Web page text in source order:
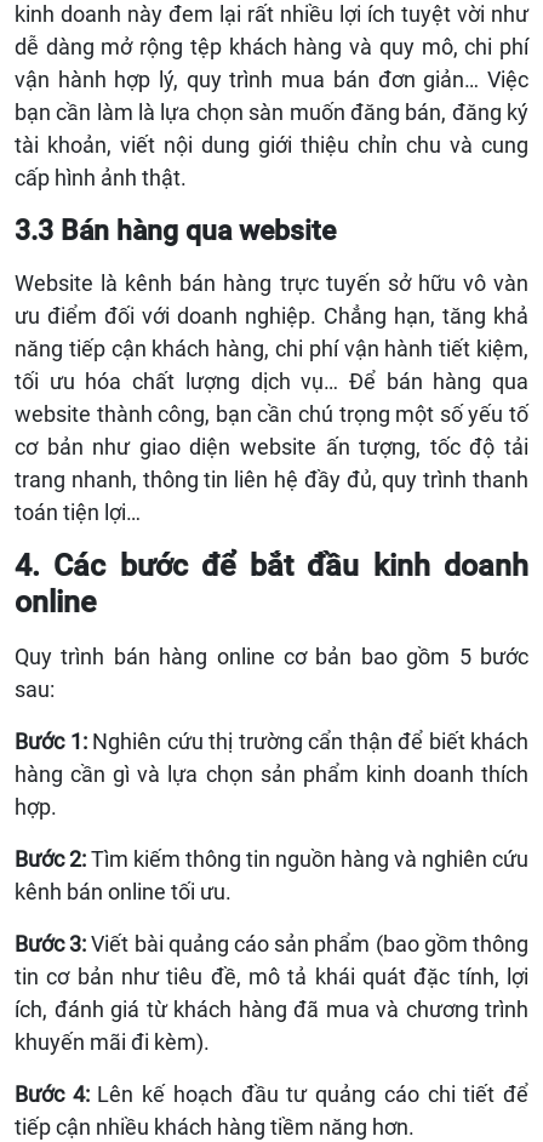
kinh doanh này đem lại rất nhiều lợi ích tuyệt vời như
dễ dàng mở rộng tệp khách hàng và quy mô, chi phí
vận hành hợp lý, quy trình mua bán đơn giản… Việc
bạn cần làm là lựa chọn sàn muốn đăng bán, đăng ký
tài khoản, viết nội dung giới thiệu chỉn chu và cung
cấp hình ảnh thật.
3.3 Bán hàng qua website
Website là kênh bán hàng trực tuyến sở hữu vô vàn
ưu điểm đối với doanh nghiệp. Chẳng hạn, tăng khả
năng tiếp cận khách hàng, chi phí vận hành tiết kiệm,
tối ưu hóa chất lượng dịch vụ… Để bán hàng qua
website thành công, bạn cần chú trọng một số yếu tố
cơ bản như giao diện website ấn tượng, tốc độ tải
trang nhanh, thông tin liên hệ đầy đủ, quy trình thanh
toán tiện lợi…
4. Các bước để bắt đầu kinh doanh
online
Quy trình bán hàng online cơ bản bao gồm 5 bước
sau:
Bước 1: Nghiên cứu thị trường cẩn thận để biết khách
hàng cần gì và lựa chọn sản phẩm kinh doanh thích
hợp.
Bước 2:Tìm kiếm thông tin nguồn hàng và nghiên cứu
kênh bán online tối ưu.
Bước 3:Viết bài quảng cáo sản phẩm (bao gồm thông
tin cơ bản như tiêu đề, mô tả khái quát đặc tính, lợi
ích, đánh giá từ khách hàng đã mua và chương trình
khuyến mãi đi kèm).
Bước 4:Lên kế hoạch đầu tư quảng cáo chi tiết để
tiếp cận nhiều khách hàng tiềm năng hơn.